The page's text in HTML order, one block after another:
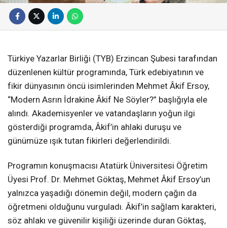
Türkiye Yazarlar Birliği (TYB) Erzincan Şubesi tarafından
düzenlenen kültür programında, Türk edebiyatının ve
fikir dünyasının öncü isimlerinden Mehmet Âkif Ersoy,
“Modern Asrın İdrakine Âkif Ne Söyler?” başlığıyla ele
alındı. Akademisyenler ve vatandaşların yoğun ilgi
gösterdiği programda, Âkif’in ahlaki duruşu ve
günümüze ışık tutan fikirleri değerlendirildi.
Programın konuşmacısı Atatürk Üniversitesi Öğretim
Üyesi Prof. Dr. Mehmet Göktaş, Mehmet Âkif Ersoy’un
yalnızca yaşadığı dönemin değil, modern çağın da
öğretmeni olduğunu vurguladı. Âkif’in sağlam karakteri,
söz ahlakı ve güvenilir kişiliği üzerinde duran Göktaş,